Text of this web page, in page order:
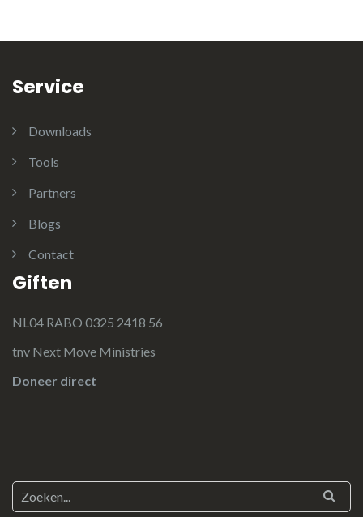
Service
Downloads
Tools
Partners
Blogs
Contact
Giften
NL04 RABO 0325 2418 56
tnv Next Move Ministries
Doneer direct